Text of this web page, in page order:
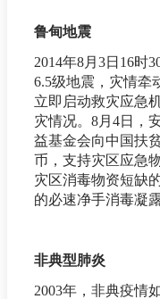
鲁甸地震
2014年8月3日16时
6.5级地震，灾情牵
立即启动救灾应急
灾情况。8月4日，
益基金会向中国扶
币，支持灾区应急
灾区消毒物资短缺
的必速净手消毒凝露
非典型肺炎
2003年，非典疫情